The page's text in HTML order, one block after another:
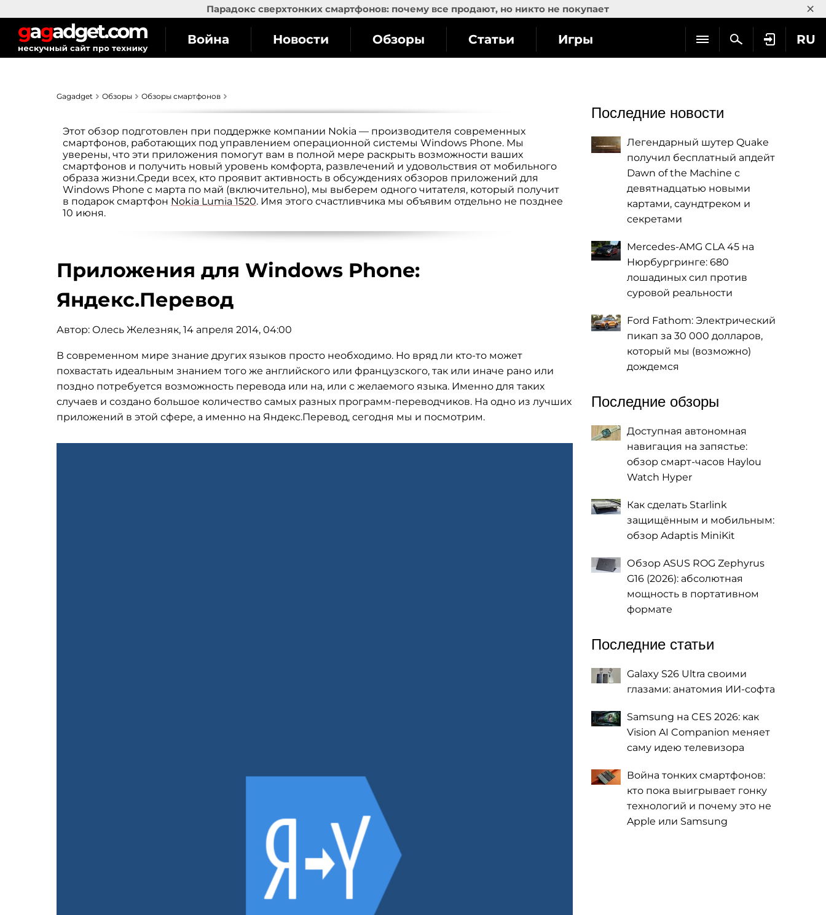
Парадокс сверхтонких смартфонов: почему все продают, но никто не покупает ×
RU
Война Новости Обзоры Статьи Игры
Gagadget Обзоры Обзоры смартфонов
Этот обзор подготовлен при поддержке компании Nokia — производителя современных
смартфонов, работающих под управлением операционной системы Windows Phone. Мы
уверены, что эти приложения помогут вам в полной мере раскрыть возможности ваших
смартфонов и получить новый уровень комфорта, развлечений и удовольствия от мобильного
образа жизни.Среди всех, кто проявит активность в обсуждениях обзоров приложений для
Windows Phone с марта по май (включительно), мы выберем одного читателя, который получит
в подарок смартфон Nokia Lumia 1520. Имя этого счастливчика мы объявим отдельно не позднее
10 июня.
Приложения для Windows Phone:
Яндекс.Перевод
Автор: Олесь Железняк, 14 апреля 2014, 04:00
В современном мире знание других языков просто необходимо. Но вряд ли кто-то может
похвастать идеальным знанием того же английского или французского, так или иначе рано или
поздно потребуется возможность перевода или на, или с желаемого языка. Именно для таких
случаев и создано большое количество самых разных программ-переводчиков. На одно из лучших
приложений в этой сфере, а именно на Яндекс.Перевод, сегодня мы и посмотрим.
Последние новости
Легендарный шутер Quake
получил бесплатный апдейт
Dawn of the Machine с
девятнадцатью новыми
картами, саундтреком и
секретами
Mercedes-AMG CLA 45 на
Нюрбургринге: 680
лошадиных сил против
суровой реальности
Ford Fathom: Электрический
пикап за 30 000 долларов,
который мы (возможно)
дождемся
Последние обзоры
Доступная автономная
навигация на запястье:
обзор смарт-часов Haylou
Watch Hyper
Как сделать Starlink
защищённым и мобильным:
обзор Adaptis MiniKit
Обзор ASUS ROG Zephyrus
G16 (2026): абсолютная
мощность в портативном
формате
Последние статьи
Galaxy S26 Ultra своими
глазами: анатомия ИИ-софта
Samsung на CES 2026: как
Vision AI Companion меняет
саму идею телевизора
Война тонких смартфонов:
кто пока выигрывает гонку
технологий и почему это не
Apple или Samsung